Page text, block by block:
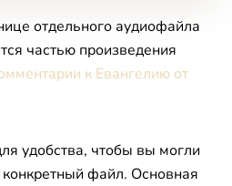
отдельного аудиофайла
частью произведения
к Евангелию от
удобства, чтобы вы могли
файл. Основная